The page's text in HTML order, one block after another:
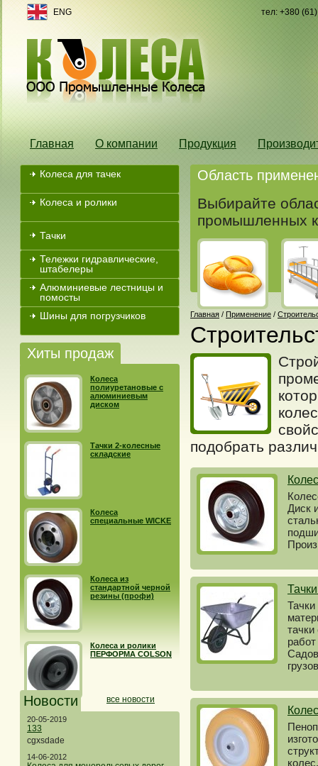
тел: +380
Главная О компании Продукция
ENG
Область
Выбирайте
промышленных
Главная / Применение /
подобрать
Диск
Колеса для тачек
Колеса и ролики
Тачки
Тележки гидравлические,
штабелеры
Алюминиевые лестницы и
помосты
Шины для погрузчиков
Хиты продаж
Колеса
полиуретановые с
алюминиевым
диском
Тачки 2-колесные
складские
Колеса
специальные WICKE
Колеса из
стандартной черной
резины (профи)
Колеса и ролики
ПЕРФОРМА COLSON
Новости все новости
20-05-2019
133
cgxsdade
14-06-2012